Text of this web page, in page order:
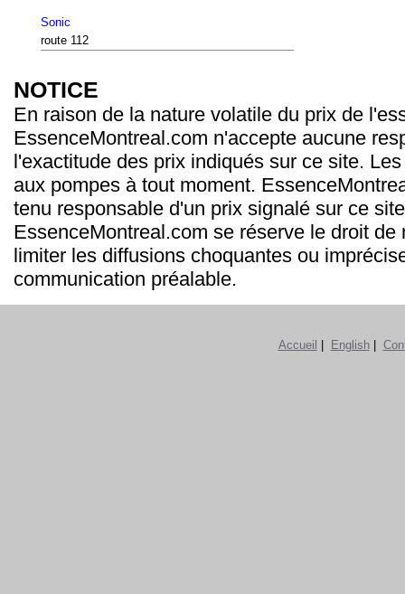
Sonic
route 112
NOTICE
En raison de la nature volatile du prix de
EssenceMontreal.com n'accepte aucune
l'exactitude des prix indiqués sur ce site.
aux pompes à tout moment.
tenu responsable d'un prix signalé sur ce
EssenceMontreal.com se réserve le droit de
limiter les diffusions choquantes ou
communication préalable.
Accueil | English|